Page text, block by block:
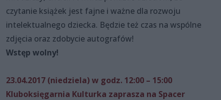
czytanie książek jest fajne i ważne dla rozwoju
intelektualnego dziecka. Będzie też czas na wspólne
zdjęcia oraz zdobycie autografów!
Wstęp wolny!
23.04.2017 (niedziela) w godz. 12:00 – 15:00
Kluboksięgarnia Kulturka zaprasza na Spacer